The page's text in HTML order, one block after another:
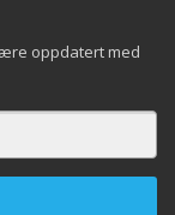
oppdatert med